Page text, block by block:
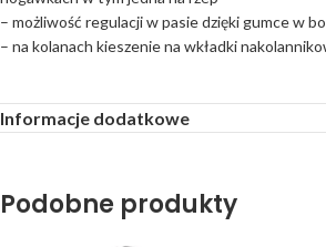
– możliwość regulacji w pasie dzięki gumce w
– na kolanach kieszenie na wkładki
Informacje dodatkowe
Podobne produkty